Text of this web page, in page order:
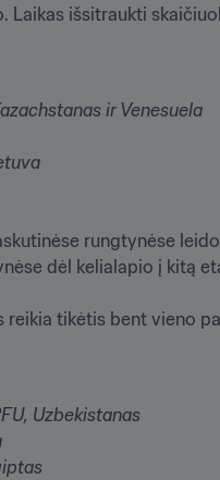
Laikas išsitraukti
ir Venesuela
rungtynėse
dėl kelialapio į kitą
reikia tikėtis bent vieno
Uzbekistanas